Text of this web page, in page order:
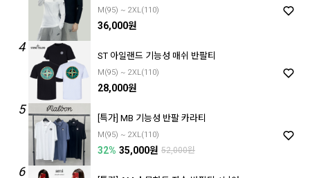
M(95) ~ 2XL(110)
36,000원
4
ST 아일랜드 기능성 매쉬 반팔티
M(95) ~ 2XL(110)
28,000원
5
[특가] MB 기능성 반팔 카라티
M(95) ~ 2XL(110)
32% 35,000원 52,000원
6